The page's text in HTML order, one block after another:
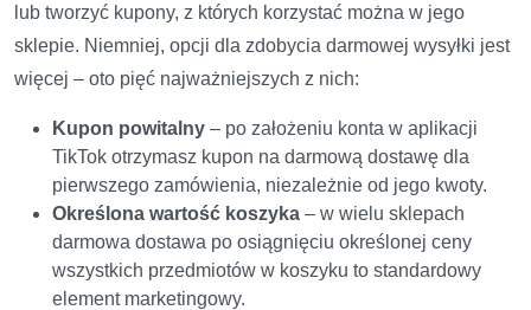
lub tworzyć kupony, z których korzystać można w jego
sklepie. Niemniej, opcji dla zdobycia darmowej wysyłki jest
więcej – oto pięć najważniejszych z nich:
Kupon powitalny – po założeniu konta w aplikacji
TikTok otrzymasz kupon na darmową dostawę dla
pierwszego zamówienia, niezależnie od jego kwoty.
Określona wartość koszyka – w wielu sklepach
darmowa dostawa po osiągnięciu określonej ceny
wszystkich przedmiotów w koszyku to standardowy
element marketingowy.